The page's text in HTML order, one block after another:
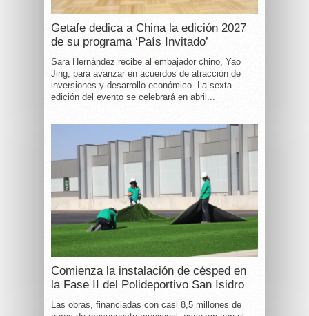
Getafe dedica a China la edición 2027
de su programa ‘País Invitado’
Sara Hernández recibe al embajador chino, Yao
Jing, para avanzar en acuerdos de atracción de
inversiones y desarrollo económico. La sexta
edición del evento se celebrará en abril...
Comienza la instalación de césped en
la Fase II del Polideportivo San Isidro
Las obras, financiadas con casi 8,5 millones de